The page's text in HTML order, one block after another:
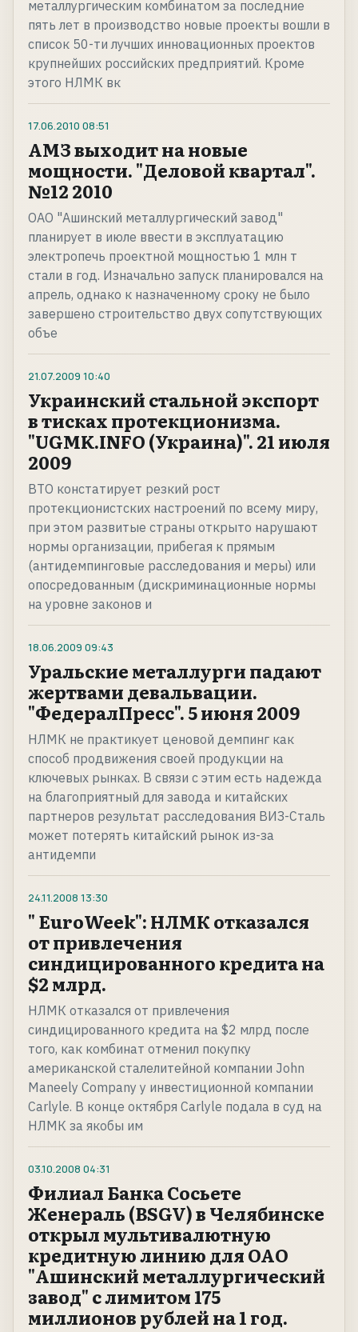
металлургическим комбинатом за последние
пять лет в производство новые проекты вошли в
список 50-ти лучших инновационных проектов
крупнейших российских предприятий. Кроме
этого НЛМК вк
17.06.2010 08:51
АМЗ выходит на новые
мощности. "Деловой квартал".
№12 2010
ОАО "Ашинский металлургический завод"
планирует в июле ввести в эксплуатацию
электропечь проектной мощностью 1 млн т
стали в год. Изначально запуск планировался на
апрель, однако к назначенному сроку не было
завершено строительство двух сопутствующих
объе
21.07.2009 10:40
Украинский стальной экспорт
в тисках протекционизма.
"UGMK.INFO (Украина)". 21 июля
2009
ВТО констатирует резкий рост
протекционистских настроений по всему миру,
при этом развитые страны открыто нарушают
нормы организации, прибегая к прямым
(антидемпинговые расследования и меры) или
опосредованным (дискриминационные нормы
на уровне законов и
18.06.2009 09:43
Уральские металлурги падают
жертвами девальвации.
"ФедералПресс". 5 июня 2009
НЛМК не практикует ценовой демпинг как
способ продвижения своей продукции на
ключевых рынках. В связи с этим есть надежда
на благоприятный для завода и китайских
партнеров результат расследования ВИЗ-Сталь
может потерять китайский рынок из-за
антидемпи
24.11.2008 13:30
" EuroWeek": НЛМК отказался
от привлечения
синдицированного кредита на
$2 млрд.
НЛМК отказался от привлечения
синдицированного кредита на $2 млрд после
того, как комбинат отменил покупку
американской сталелитейной компании John
Maneely Company у инвестиционной компании
Carlyle. В конце октября Carlyle подала в суд на
НЛМК за якобы им
03.10.2008 04:31
Филиал Банка Сосьете
Женераль (BSGV) в Челябинске
открыл мультивалютную
кредитную линию для ОАО
"Ашинский металлургический
завод" с лимитом 175
миллионов рублей на 1 год.